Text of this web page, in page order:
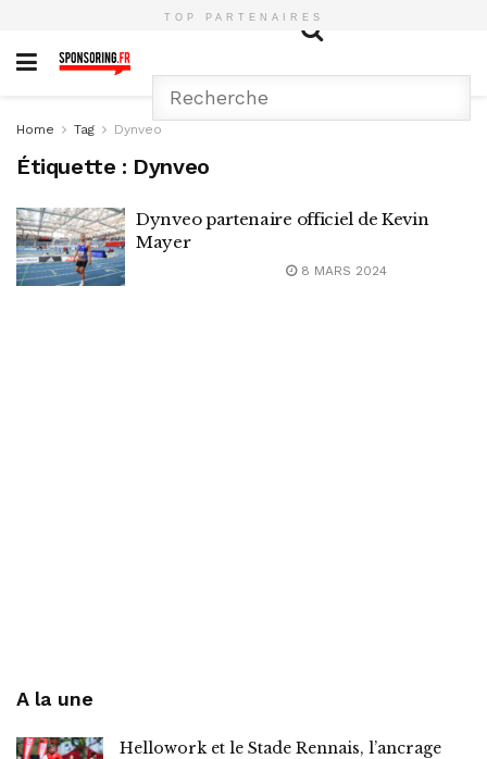
TOP PARTENAIRES
Home Tag Dynveo
Étiquette : Dynveo
Dynveo partenaire officiel de Kevin
Mayer
8 MARS 2024
A la une
Hellowork et le Stade Rennais, l’ancrage